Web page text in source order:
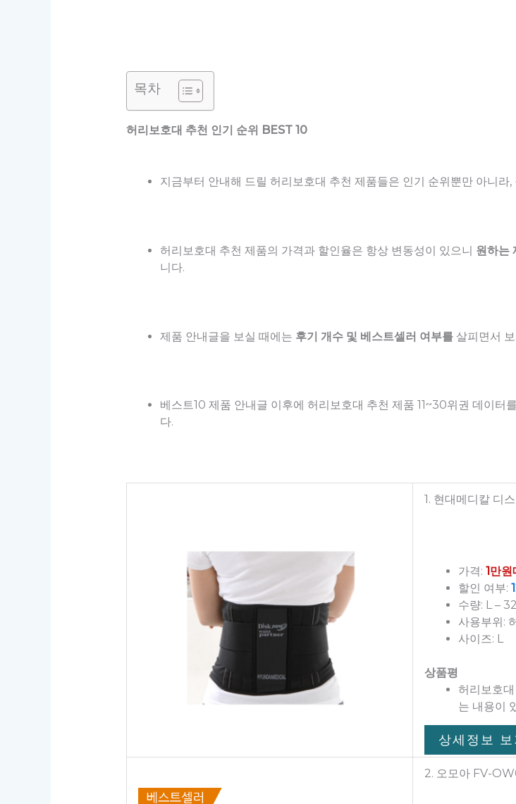
목차
허리보호대 추천 인기 순위 BEST 10
지금부터 안내해 드릴 허리보호대 추천 제품들은 인기 순위뿐만 아니라
허리보호대 추천 제품의 가격과 할인율은 항상 변동성이 있으니 원하는
니다.
제품 안내글을 보실 때에는 후기 개수 및 베스트셀러 여부를살피면서 보
베스트10 제품 안내글 이후에 허리보호대 추천 제품 11~30위권 데이터
다.
1. 현대메디칼 디
가격: 1만원
할인 여부:
수량: L – 32
사용부위:
사이즈: L
상품평
허리보호
는 내용이
상세정보 보
2. 오모아 FV-